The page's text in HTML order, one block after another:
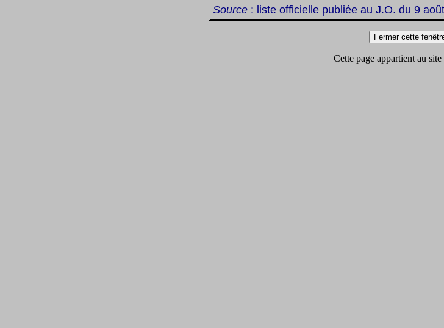
Source : liste officielle publiée au J.O. du 9
Cette page appartient au site